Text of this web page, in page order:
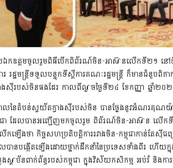
ឯកឧត្តមចូលរួមពិធីបើកពិព័រណ៍ចិន-អាស៊ានលើកទី២១ ន
រ រដ្ឋមន្ត្រីទទួលបន្ទុកទីស្តីការគណៈរដ្ឋមន្ត្រី ក៏មានជំនួបពិភ
ស៊ីរបស់ចិនផងដែរ កាលពីល្ងាចថ្ងៃទី២៤ ខែកញ្ញា ឆ្នាំ២០
លនៃតំបន់ស្វយ័តក្វាងស៊ីរបស់ចិន បានថ្លែងនូវអំណរគុណយ៉
ម្ពុជា ដែលបានអញ្ជើញមកចូលរួម ពិព័រណ៍ចិន-អាស៊ាន ល
ឡើងថា កិច្ចសហប្រតិបត្តិការរវាងចិន-កម្ពុជាកាន់តែស៊ី
បានបង្កើតឡើងដោយថ្នាក់ដឹកនាំនៃប្រទេសទាំងពីរ ហើយ
ងស្ថាប័នពាក់ព័ន្ធរបស់កម្ពុជា ក្នុងវិស័យកសិកម្ម អប់រំ និង